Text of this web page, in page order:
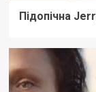
Підопічна